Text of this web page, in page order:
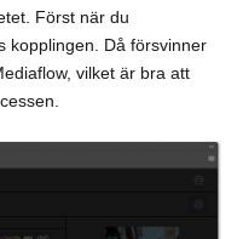
Först när du
kopplingen. Då försvinner
vilket är bra att